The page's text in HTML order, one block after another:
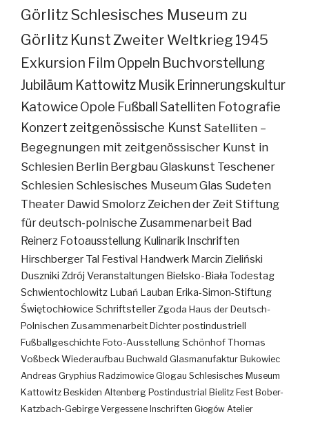
GörlitzSchlesisches Museum zu
Görlitz KunstZweiter Weltkrieg 1945
Exkursion Film Oppeln Buchvorstellung
Jubiläum Kattowitz Musik Erinnerungskultur
KatowiceOpole FußballSatelliten Fotografie
Konzertzeitgenössische Kunst Satelliten –
Begegnungen mit zeitgenössischer Kunst in
Schlesien Berlin BergbauGlaskunst Teschener
Schlesien Schlesisches MuseumGlas Sudeten
Theater Dawid SmolorzZeichen der Zeit Stiftung
für deutsch-polnische Zusammenarbeit Bad
Reinerz Fotoausstellung Kulinarik Inschriften
Hirschberger Tal Festival Handwerk Marcin Zieliński
Duszniki Zdrój Veranstaltungen Bielsko-Biała Todestag
Schwientochlowitz Lubań Lauban Erika-Simon-Stiftung
Świętochłowice SchriftstellerZgoda Haus der Deutsch-
Polnischen ZusammenarbeitDichterpostindustriell
Fußballgeschichte Foto-AusstellungSchönhofThomas
VoßbeckWiederaufbau Buchwald Glasmanufaktur Bukowiec
Andreas Gryphius Radzimowice Glogau Schlesisches Museum
Kattowitz Beskiden Altenberg Postindustrial Bielitz Fest Bober-
Katzbach-Gebirge Vergessene Inschriften Głogów Atelier